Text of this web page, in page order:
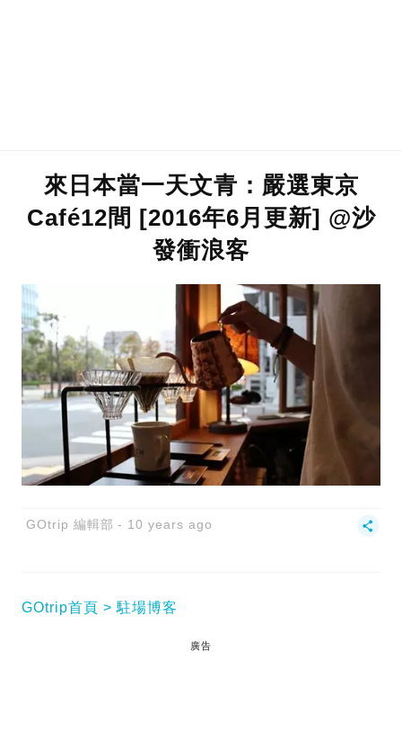
來日本當一天文青：嚴選東京
Café12間 [2016年6月更新] @沙
發衝浪客
GOtrip 編輯部 10 years ago
GOtrip首頁 駐場博客
廣告